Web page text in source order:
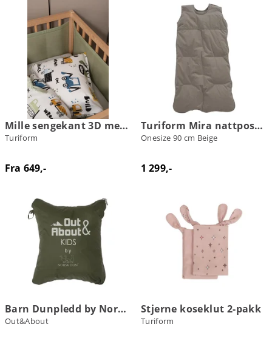
Mille sengekant 3D mesh
Turiform
Fra 649,-
Turiform Mira nattpose i dun
Onesize 90 cm Beige
1 299,-
Barn Dunpledd by Norsk Dun
Out&About
Stjerne koseklut 2-pakk
Turiform